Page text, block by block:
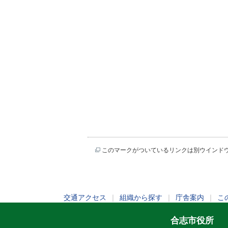
このマークがついているリンクは別ウインド
交通アクセス 組織から探す 庁舎案内 こ
合志市役所